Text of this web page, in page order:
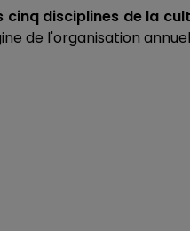
cinq disciplines de la
de l'organisation